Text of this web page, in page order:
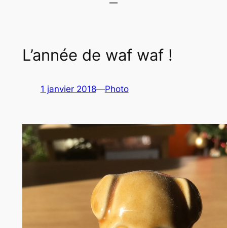
L’année de waf waf !
1 janvier 2018—Photo